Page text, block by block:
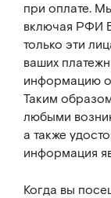
при оплате.
включая РФИ
только эти
ваших
информацию о
Таким
любыми
а также
информация
Когда вы